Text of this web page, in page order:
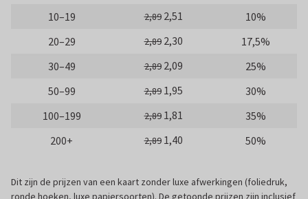
10–19
2,89 2,51
10%
20–29
2,89 2,30
17,5%
30–49
2,89 2,09
25%
50–99
2,89 1,95
30%
100–199
2,89 1,81
35%
200+
2,89 1,40 50%
Dit zijn de prijzen van een kaart zonder luxe afwerkingen (foliedruk,
ronde hoeken, luxe papiersoorten). De getoonde prijzen zijn inclusief